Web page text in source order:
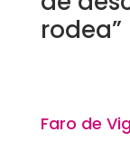
rodea”
Faro de